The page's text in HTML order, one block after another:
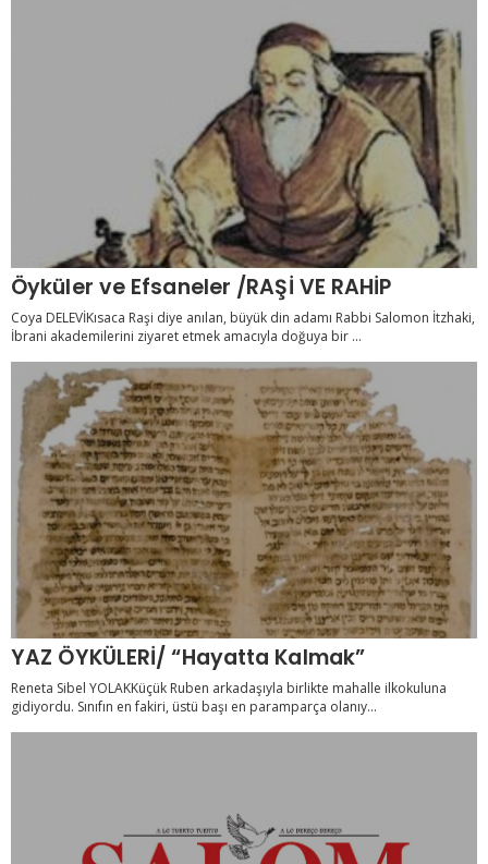
Öyküler ve Efsaneler /RAŞİ VE RAHİP
Coya DELEVİKısaca Raşi diye anılan, büyük din adamı Rabbi Salomon İtzhaki,
İbrani akademilerini ziyaret etmek amacıyla doğuya bir ...
YAZ ÖYKÜLERİ/ “Hayatta Kalmak”
Reneta Sibel YOLAKKüçük Ruben arkadaşıyla birlikte mahalle ilkokuluna
gidiyordu. Sınıfın en fakiri, üstü başı en paramparça olanıy...